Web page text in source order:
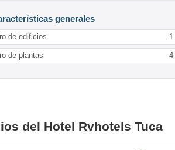
generales
de edificios 1
de plantas 4
del Hotel Rvhotels Tuca